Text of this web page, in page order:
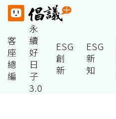
客
座
總
編
永
續
好
日
子
3.0
ESG
創
新
ESG
新
知